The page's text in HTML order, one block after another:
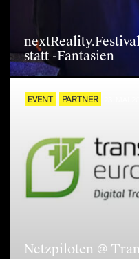
statt -Fantasien
EVENT PARTNER
Netzpiloten @